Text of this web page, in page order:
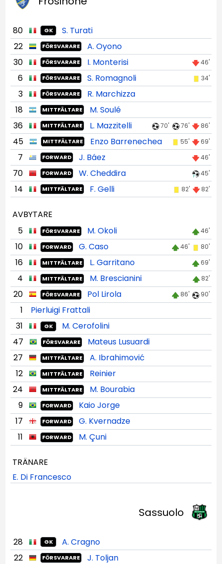
80 GK
S. Turati
22
FÖRSVARARE
A. Oyono
30
FÖRSVARARE I. Monterisi 46'
6 FÖRSVARARE S. Romagnoli 34'
3 FÖRSVARARE
R. Marchizza
18
MITTFÄLTARE
M. Soulé
36
MITTFÄLTARE L. Mazzitelli 70' 76' 86'
45 MITTFÄLTARE Enzo Barrenechea 55' 69'
7 FORWARD J. Báez 46'
70 FORWARD W. Cheddira 45'
14 MITTFÄLTARE F. Gelli 82' 82'
AVBYTARE
5
FÖRSVARARE M. Okoli 46'
10 FORWARD G. Caso 46' 80'
16 MITTFÄLTARE L. Garritano 69'
4 MITTFÄLTARE M. Brescianini 82'
20 FÖRSVARARE Pol Lirola 86' 90'
1
Pierluigi Frattali
31
GK
M. Cerofolini
47
FÖRSVARARE
Mateus Lusuardi
27
MITTFÄLTARE
A. Ibrahimović
12
MITTFÄLTARE
Reinier
24
MITTFÄLTARE
M. Bourabia
9
FORWARD
Kaio Jorge
17
FORWARD
G. Kvernadze
11
FORWARD M. Çuni
TRÄNARE
E. Di Francesco
Sassuolo
28 GK
A. Cragno
22
FÖRSVARARE
J. Toljan